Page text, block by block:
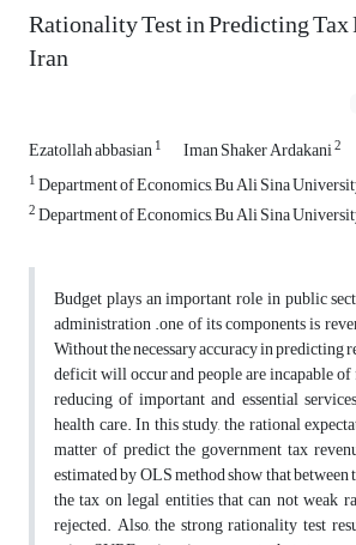
Rationality Test in Predicting Tax
Iran
Ezatollah abbasian1 Iman Shaker Ardakani2
1Department of Economics, Bu Ali Sina
2Department of Economics, Bu Ali Sina
Budget plays an important role in public
administration .one of its components is
Without the necessary accuracy in predicting
deficit will occur and people are incapable
reducing of important and essential
health care. In this study, the rational
matter of predict the government tax
estimated by OLS method show that
the tax on legal entities that can not weak
rejected. Also, the strong rationality test